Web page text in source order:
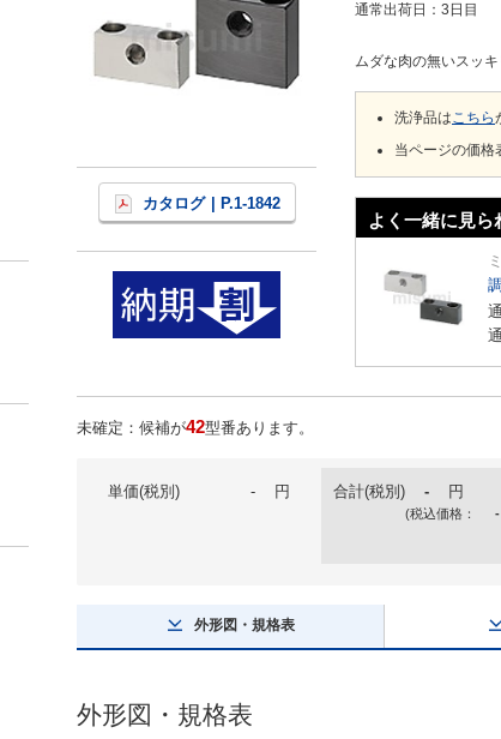
カタログ | P.1-1842
通常出荷日： 3日目
ムダな肉の無いスッ
洗浄品はこちら
当ページの価格
よく一緒に見ら
未確定：候補が42型番あります。
単価(税別) - 円 合計(税別) - 円
(税込価格： -
外形図・規格表
外形図・規格表